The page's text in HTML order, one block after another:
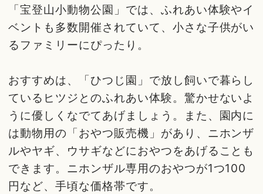
「宝登山小動物公園」では、ふれあい体験やイ
ベントも多数開催されていて、小さな子供がい
るファミリーにぴったり。
おすすめは、「ひつじ園」で放し飼いで暮らし
ているヒツジとのふれあい体験。驚かせないよ
うに優しくなでてあげましょう。また、園内に
は動物用の「おやつ販売機」があり、ニホンザ
ルやヤギ、ウサギなどにおやつをあげることも
できます。ニホンザル専用のおやつが1つ100
円など、手頃な価格帯です。